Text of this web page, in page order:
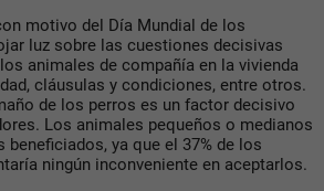
motivo del Día Mundial de los
luz sobre las cuestiones decisivas
animales de compañía en la vivienda
cláusulas y condiciones, entre otros.
de los perros es un factor decisivo
Los animales pequeños o medianos
ya que el 37% de los
ningún inconveniente en aceptarlos.